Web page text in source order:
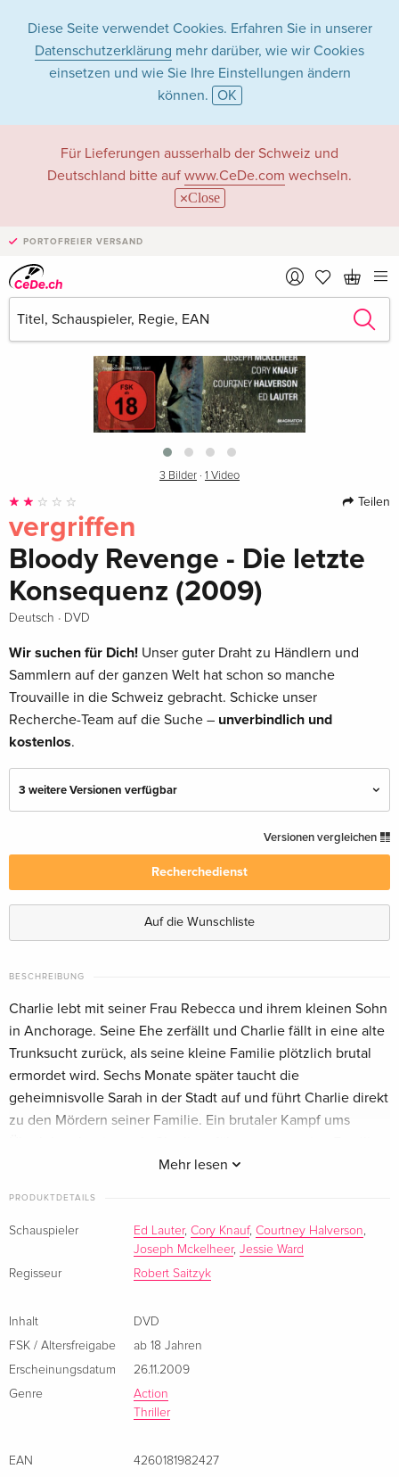
Diese Seite verwendet Cookies. Erfahren Sie in unserer
Datenschutzerklärung mehr darüber, wie wir Cookies
einsetzen und wie Sie Ihre Einstellungen ändern
können. OK
Für Lieferungen ausserhalb der Schweiz und
Deutschland bitte auf www.CeDe.com wechseln.
Close
PORTOFREIER VERSAND
›
3 Bilder· 1 Video
Teilen
vergriffen
Bloody Revenge - Die letzte
Konsequenz (2009)
Deutsch · DVD
Wir suchen für Dich! Unser guter Draht zu Händlern und
Sammlern auf der ganzen Welt hat schon so manche
Trouvaille in die Schweiz gebracht. Schicke unser
Recherche-Team auf die Suche – unverbindlich und
kostenlos.
3 weitere Versionen verfügbar
vergriffen
Französisch
Italienisch
Versionen vergleichen
Recherchedienst
Auf die Wunschliste
BESCHREIBUNG
Mehr lesen
Charlie lebt mit seiner Frau Rebecca und ihrem kleinen Sohn
in Anchorage. Seine Ehe zerfällt und Charlie fällt in eine alte
Trunksucht zurück, als seine kleine Familie plötzlich brutal
ermordet wird. Sechs Monate später taucht die
geheimnisvolle Sarah in der Stadt auf und führt Charlie direkt
zu den Mördern seiner Familie. Ein brutaler Kampf ums
PRODUKTDETAILS
Schauspieler Ed Lauter, Cory Knauf, Courtney Halverson
Joseph Mckelheer, Jessie Ward
Regisseur
Robert Saitzyk
Inhalt
DVD
FSK / Altersfreigabe
ab 18 Jahren
Erscheinungsdatum
26.11.2009
Genre
Action
Thriller
EAN
4260181982427